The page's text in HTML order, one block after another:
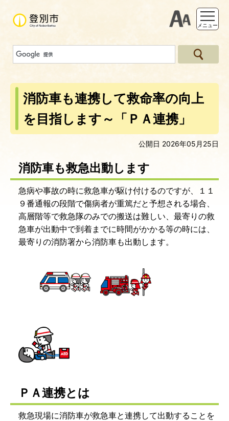
支援ツー
メニュー
消防車も連携して救命率の向上
を目指します～「ＰＡ連携」
公開日 2026年05月25日
消防車も救急出動します
急病や事故の時に救急車が駆け付けるのですが、１１
９番通報の段階で傷病者が重篤だと予想される場合、
高層階等で救急隊のみでの搬送は難しい、最寄りの救
急車が出動中で到着までに時間がかかる等の時には、
最寄りの消防署から消防車も出動します。
ＰＡ連携とは
救急現場に消防車が救急車と連携して出動することを